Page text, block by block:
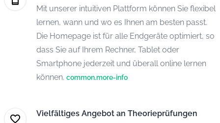
Mit unserer intuitiven Plattform können Sie flexibel
lernen, wann und wo es Ihnen am besten passt.
Die Homepage ist für alle Endgeräte optimiert, so
dass Sie auf Ihrem Rechner, Tablet oder
Smartphone jederzeit und überall online lernen
können. common.more-info
Vielfältiges Angebot an Theorieprüfungen